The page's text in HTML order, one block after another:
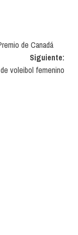
de Canadá
Siguiente:
voleibol femenino